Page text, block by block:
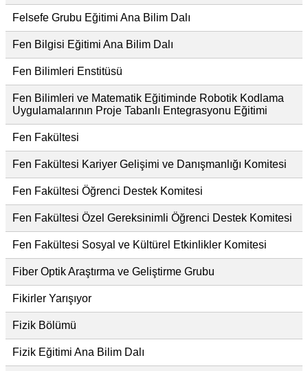
Felsefe Grubu Eğitimi Ana Bilim Dalı
Fen Bilgisi Eğitimi Ana Bilim Dalı
Fen Bilimleri Enstitüsü
Fen Bilimleri ve Matematik Eğitiminde Robotik Kodlama
Uygulamalarının Proje Tabanlı Entegrasyonu Eğitimi
Fen Fakültesi
Fen Fakültesi Kariyer Gelişimi ve Danışmanlığı Komitesi
Fen Fakültesi Öğrenci Destek Komitesi
Fen Fakültesi Özel Gereksinimli Öğrenci Destek Komitesi
Fen Fakültesi Sosyal ve Kültürel Etkinlikler Komitesi
Fiber Optik Araştırma ve Geliştirme Grubu
Fikirler Yarışıyor
Fizik Bölümü
Fizik Eğitimi Ana Bilim Dalı